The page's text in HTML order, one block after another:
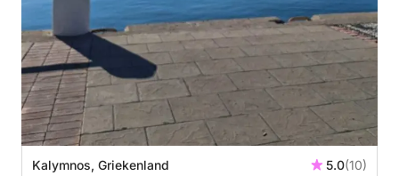
Kalymnos, Griekenland 5.0(10)